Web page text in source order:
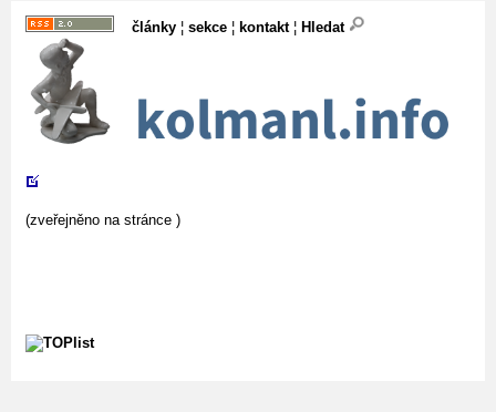
články ¦ sekce ¦ kontakt¦ Hledat
(zveřejněno na stránce )